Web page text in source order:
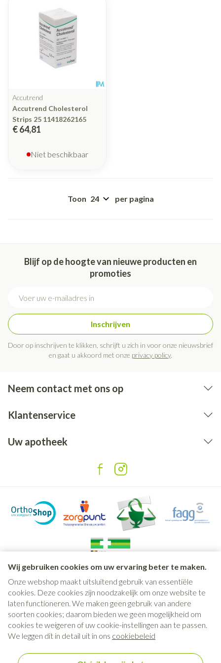
Wij gebruiken cookies om uw ervaring beter te maken.
Onze webshop maakt uitsluitend gebruik van essentiële
cookies. Deze cookies zijn noodzakelijk om onze website te
laten functioneren. We maken geen gebruik van andere
soorten cookies; daarom bieden we geen mogelijkheid om
cookies te weigeren of uw cookie-instellingen aan te passen.
We leggen dit in detail uit in ons cookiebeleid
Accutrend
Accutrend Cholesterol
Strips 25 11418262165
€ 64,81
Niet beschikbaar
Toon per pagina
Blijf op de hoogte van nieuwe producten en
promoties
Inschrijven
Door op inschrijven te klikken, schrijft u zich in voor onze nieuwsbrief
en gaat u akkoord met onze privacy policy.
Neem contact met ons op
Klantenservice
Uw apotheek
Juridische links